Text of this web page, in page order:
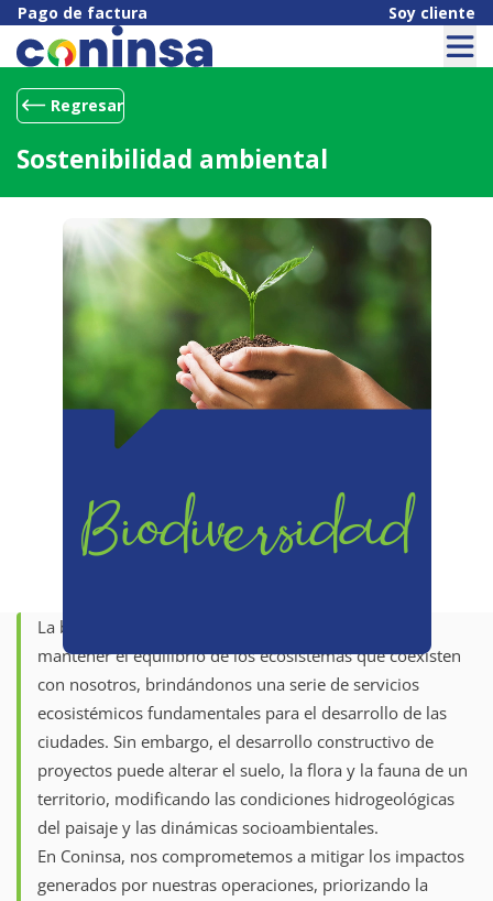
Pago de factura Soy cliente
Regresar
Sostenibilidad ambiental
Biodiversidad
La biodiversidad desempeña un papel esencial para
mantener el equilibrio de los ecosistemas que coexisten
con nosotros, brindándonos una serie de servicios
ecosistémicos fundamentales para el desarrollo de las
ciudades. Sin embargo, el desarrollo constructivo de
proyectos puede alterar el suelo, la flora y la fauna de un
territorio, modificando las condiciones hidrogeológicas
del paisaje y las dinámicas socioambientales.
En Coninsa, nos comprometemos a mitigar los impactos
generados por nuestras operaciones, priorizando la